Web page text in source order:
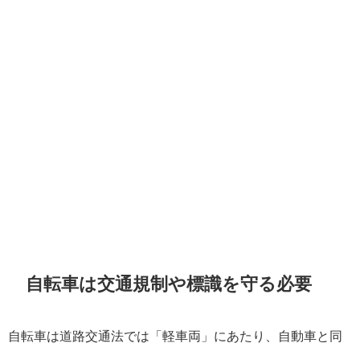
自転車は交通規制や標識を守る必要
自転車は道路交通法では「軽車両」にあたり、自動車と同